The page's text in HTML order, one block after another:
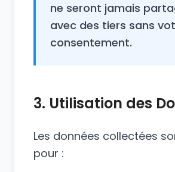
ne seront jamais
avec des tiers sans
consentement.
3. Utilisation des
Les données collectées
pour :